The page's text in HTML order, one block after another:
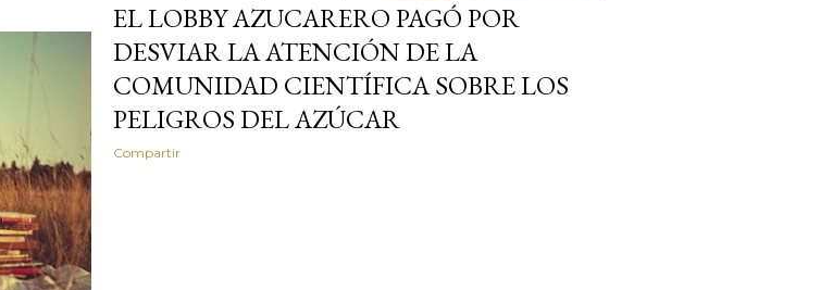
EL LOBBY AZUCARERO PAGÓ POR
DESVIAR LA ATENCIÓN DE LA
COMUNIDAD CIENTÍFICA SOBRE LOS
PELIGROS DEL AZÚCAR
Compartir